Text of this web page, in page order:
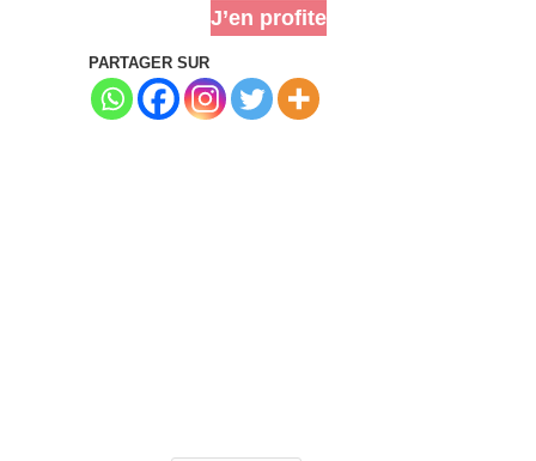
J’en profite
PARTAGER SUR